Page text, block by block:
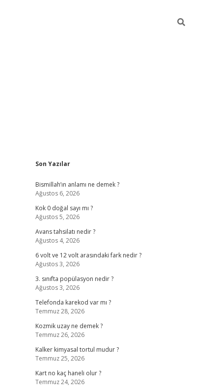
Sidebar
Son Yazılar
Bismillah’ın anlamı ne demek ?
Ağustos 6, 2026
Kok 0 doğal sayı mı ?
Ağustos 5, 2026
Avans tahsilatı nedir ?
Ağustos 4, 2026
6 volt ve 12 volt arasındaki fark nedir ?
Ağustos 3, 2026
3. sınıfta popülasyon nedir ?
Ağustos 3, 2026
Telefonda karekod var mı ?
Temmuz 28, 2026
Kozmik uzay ne demek ?
Temmuz 26, 2026
Kalker kimyasal tortul mudur ?
Temmuz 25, 2026
Kart no kaç haneli olur ?
Temmuz 24, 2026